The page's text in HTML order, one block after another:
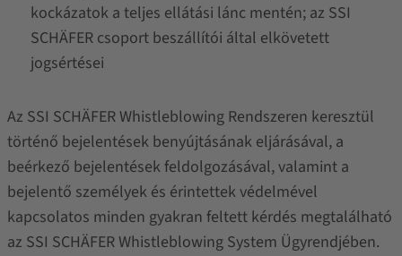
kockázatok a teljes ellátási lánc mentén; az SSI
SCHÄFER csoport beszállítói által elkövetett
jogsértései
Az SSI SCHÄFER Whistleblowing Rendszeren keresztül
történő bejelentések benyújtásának eljárásával, a
beérkező bejelentések feldolgozásával, valamint a
bejelentő személyek és érintettek védelmével
kapcsolatos minden gyakran feltett kérdés megtalálható
az SSI SCHÄFER Whistleblowing System Ügyrendjében.